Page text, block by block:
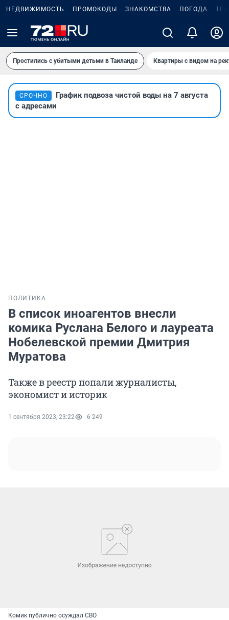
НЕДВИЖИМОСТЬ ПРОМОКОДЫ ЗНАКОМСТВА ПОГОДА
Простились с убитыми детьми в Таиланде Квартиры с видом на
СРОЧНО
График подвоза чистой воды на 7 августа
с адресами
ПОЛИТИКА
В список иноагентов внесли
комика Руслана Белого и лауреата
Нобелевской премии Дмитрия
Муратова
Также в реестр попали журналисты,
экономист и историк
1 сентября 2023, 23:22 6 249
Комик публично осуждал СВО